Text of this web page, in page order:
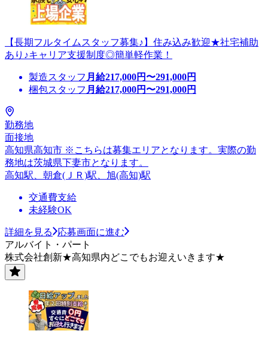
【長期フルタイムスタッフ募集♪】住み込み歓迎★社宅補助
あり♪キャリア支援制度◎簡単軽作業！
製造スタッフ 月給217,000円〜291,000円
梱包スタッフ 月給217,000円〜291,000円
勤務地
面接地
高知県高知市 ※こちらは募集エリアとなります。実際の勤
務地は茨城県下妻市となります。
高知駅、朝倉(ＪＲ)駅、旭(高知)駅
交通費支給
未経験OK
詳細を見る
応募画面に進む
アルバイト・パート
株式会社創新★高知県内どこでもお迎えいきます★